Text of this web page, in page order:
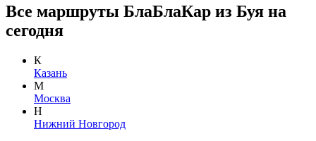
Все маршруты БлаБлаКар из Буя на
сегодня
К
Казань
М
Москва
Н
Нижний Новгород